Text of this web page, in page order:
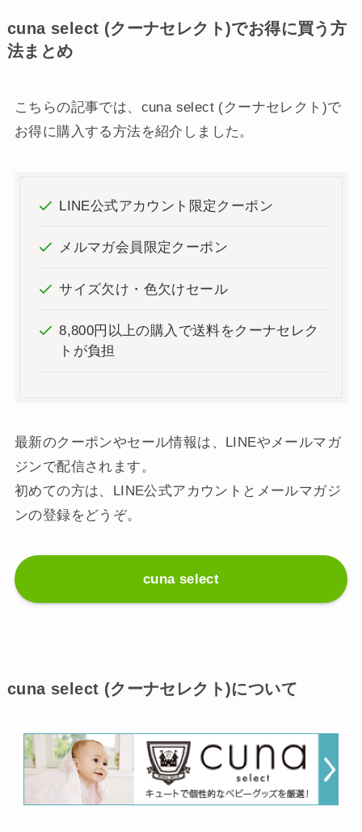
cuna select (クーナセレクト)でお得に買う方
法まとめ
こちらの記事では、cuna select (クーナセレクト)で
お得に購入する方法を紹介しました。
LINE公式アカウント限定クーポン
メルマガ会員限定クーポン
サイズ欠け・色欠けセール
8,800円以上の購入で送料をクーナセレク
トが負担
最新のクーポンやセール情報は、LINEやメールマガ
ジンで配信されます。
初めての方は、LINE公式アカウントとメールマガジ
ンの登録をどうぞ。
cuna select
cuna select (クーナセレクト)について